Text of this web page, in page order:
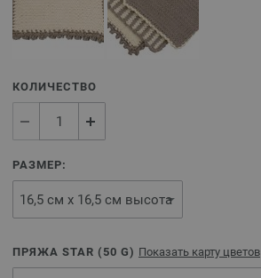
КОЛИЧЕСТВО
РАЗМЕР:
ПРЯЖА STAR ( 50 G) Показать карту цветов